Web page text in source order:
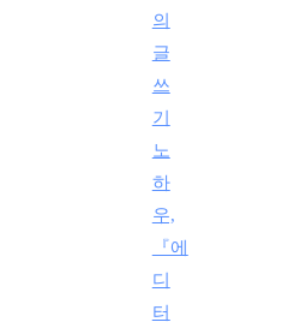
의
글
쓰
기
노
하
우,
『에
디
터